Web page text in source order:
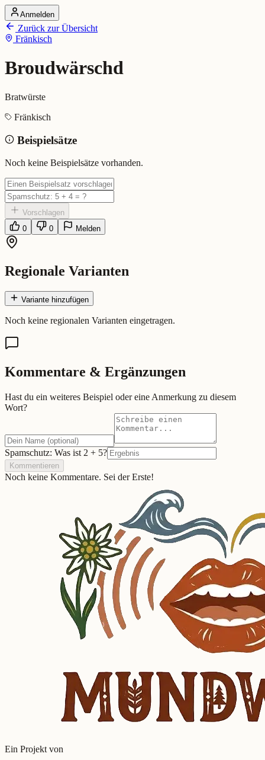
Startseite
Alle Dialekte
Dialekte vergleichen
Dialekt-Karte
Ranking
Broudwärschd (Fränkisch)
Bedeutung: Bratwürste
Eingereicht von: Mundwerk Team
Anmelden
Zurück zur Übersicht
Fränkisch
Broudwärschd
Bratwürste
Fränkisch
Beispielsätze
Noch keine Beispielsätze vorhanden.
Vorschlagen
0
0 Melden
Regionale Varianten
Variante hinzufügen
Noch keine regionalen Varianten eingetragen.
Kommentare & Ergänzungen
Hast du ein weiteres Beispiel oder eine Anmerkung zu diesem
Wort?
Spamschutz: Was ist 2 + 5?
Kommentieren
Noch keine Kommentare. Sei der Erste!
Ein Projekt von